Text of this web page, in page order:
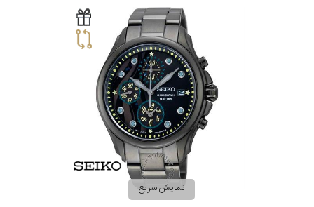
نمایش سریع